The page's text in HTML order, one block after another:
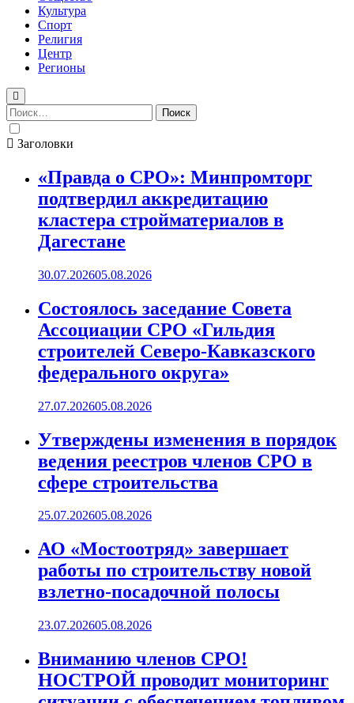
Культура
Спорт
Религия
Центр
Регионы
Найти:
Заголовки
«Правда о СРО»: Минпромторг
подтвердил аккредитацию
кластера стройматериалов в
Дагестане
30.07.202605.08.2026
Состоялось заседание Совета
Ассоциации СРО «Гильдия
строителей Северо-Кавказского
федерального округа»
27.07.202605.08.2026
Утверждены изменения в порядок
ведения реестров членов СРО в
сфере строительства
25.07.202605.08.2026
АО «Мостоотряд» завершает
работы по строительству новой
взлетно-посадочной полосы
23.07.202605.08.2026
Вниманию членов СРО!
НОСТРОЙ проводит мониторинг